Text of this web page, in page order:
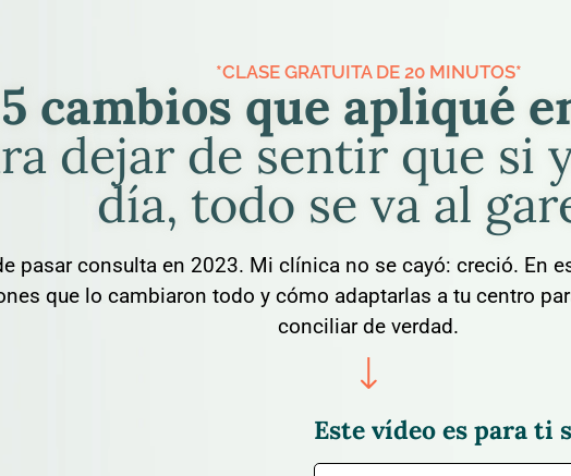
*CLASE GRATUITA DE 20 MINUTOS*
cambios que apliqué
dejar de sentir que si
día, todo se va al
pasar consulta en 2023. Mi clínica no se cayó: creció. En
que lo cambiaron todo y cómo adaptarlas a tu centro
conciliar de verdad.
Este vídeo es para ti